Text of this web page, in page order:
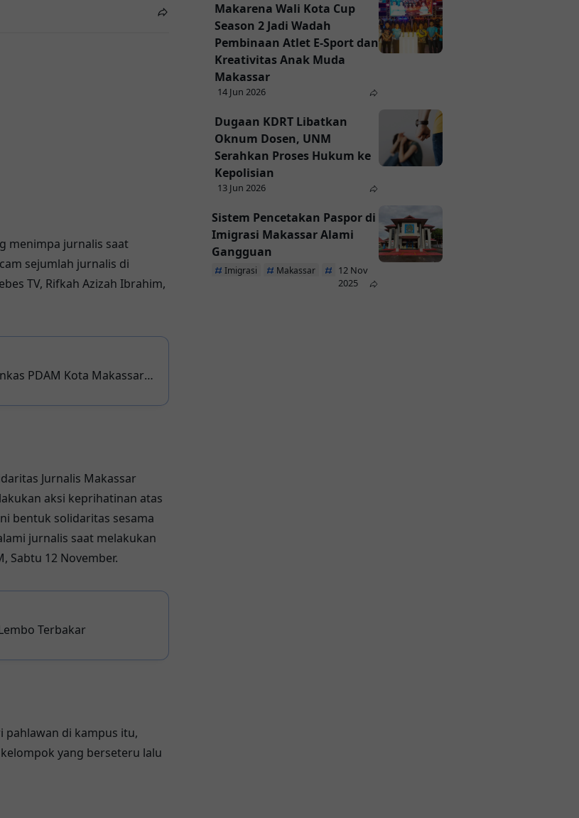
menimpa jurnalis saat
sejumlah jurnalis di
TV, Rifkah Azizah Ibrahim,
PDAM Kota Makassar
Jurnalis Makassar
aksi keprihatinan atas
bentuk solidaritas sesama
jurnalis saat melakukan
Sabtu 12 November.
Terbakar
pahlawan di kampus itu,
yang berseteru lalu
Makarena Wali Kota Cup
Season 2 Jadi Wadah
Pembinaan Atlet E-Sport dan
Kreativitas Anak Muda
Makassar
14 Jun 2026
Dugaan KDRT Libatkan
Oknum Dosen, UNM
Serahkan Proses Hukum ke
Kepolisian
13 Jun 2026
Sistem Pencetakan Paspor di
Imigrasi Makassar Alami
Gangguan
Imigrasi Makassar Paspor
12 Nov
2025